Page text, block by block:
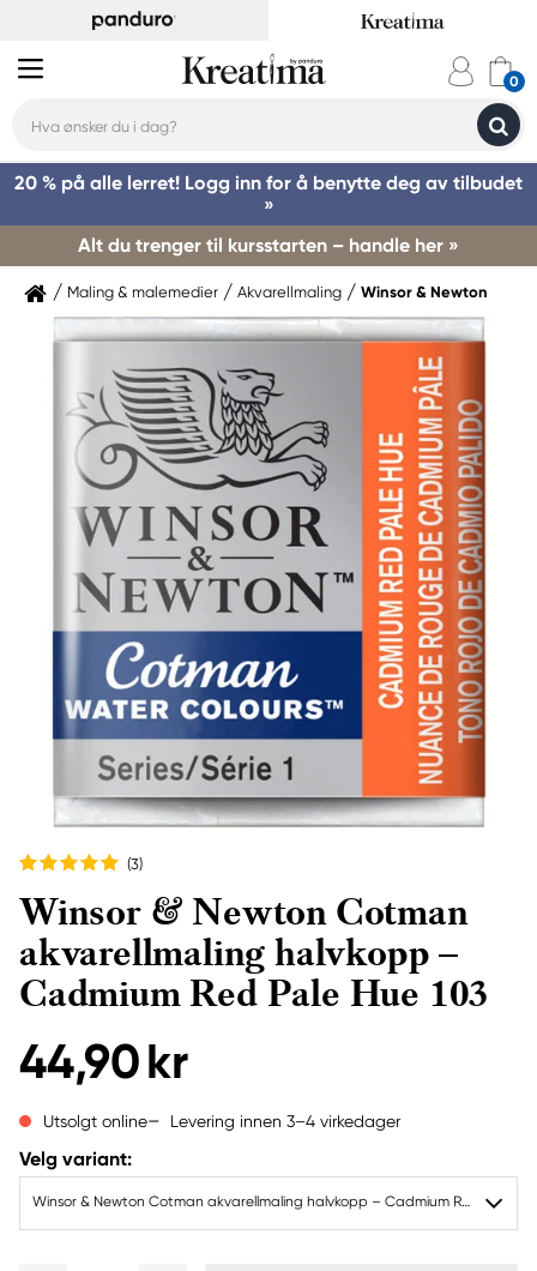
20 % på alle lerret! Logg inn for å benytte deg av tilbudet
»
Alt du trenger til kursstarten – handle her »
Maling & malemedier Akvarellmaling Winsor & Newton
(3)
Winsor & Newton Cotman
akvarellmaling halvkopp –
Cadmium Red Pale Hue 103
44,90 kr
Utsolgt online Levering innen 3–4 virkedager
Velg variant:
Winsor & Newton Cotman akvarellmaling halvkopp – Cadmium Red Pale Hue 103